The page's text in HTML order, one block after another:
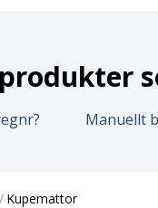
Manuellt
/ Kupemattor